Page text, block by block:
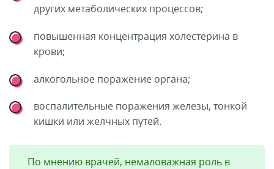
других метаболических процессов;
повышенная концентрация холестерина в
крови;
алкогольное поражение органа;
воспалительные поражения железы, тонкой
кишки или желчных путей.
По мнению врачей, немаловажная роль в